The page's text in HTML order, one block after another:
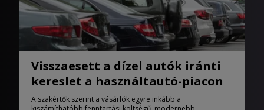
Visszaesett a dízel autók iránti
kereslet a használtautó-piacon
A szakértők szerint a vásárlók egyre inkább a